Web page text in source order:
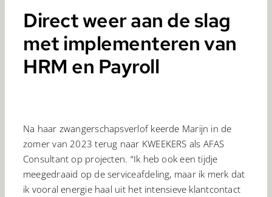
Direct weer aan de slag
met implementeren van
HRM en Payroll
Na haar zwangerschapsverlof keerde Marijn in de
zomer van 2023 terug naar KWEEKERS als AFAS
Consultant op projecten. “Ik heb ook een tijdje
meegedraaid op de serviceafdeling, maar ik merk dat
ik vooral energie haal uit het intensieve klantcontact